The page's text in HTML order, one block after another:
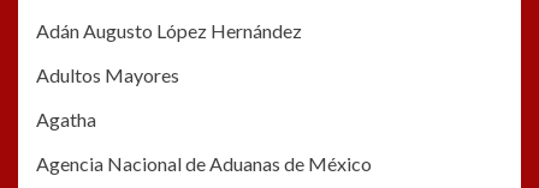
Adán Augusto López Hernández
Adultos Mayores
Agatha
Agencia Nacional de Aduanas de México